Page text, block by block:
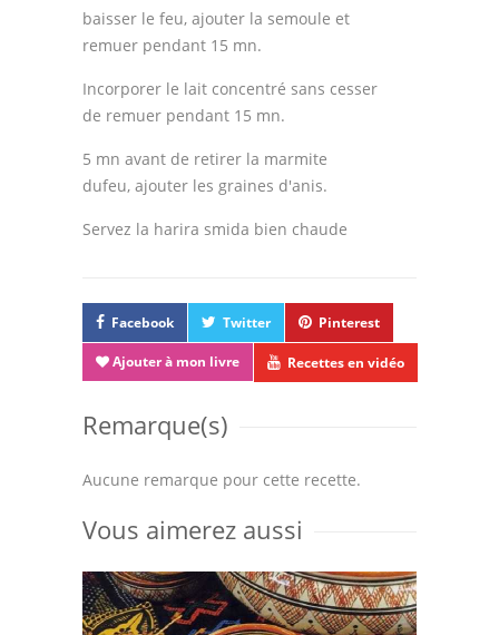
Astuces de cuisine
Leçons de cuisine
Fêtes Religieuses
Chefs
Espace Personnel
baisser le feu, ajouter la semoule et
remuer pendant 15 mn.
Incorporer le lait concentré sans cesser
de remuer pendant 15 mn.
5 mn avant de retirer la marmite
dufeu, ajouter les graines d'anis.
Servez la harira smida bien chaude
Facebook Twitter Pinterest
Ajouter à mon livre Recettes en vidéo
Remarque(s)
Aucune remarque pour cette recette.
Vous aimerez aussi